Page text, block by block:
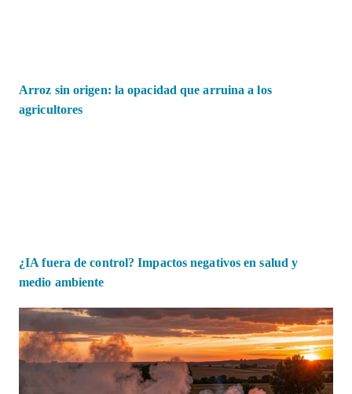
Arroz sin origen: la opacidad que arruina a los
agricultores
¿IA fuera de control? Impactos negativos en salud y
medio ambiente